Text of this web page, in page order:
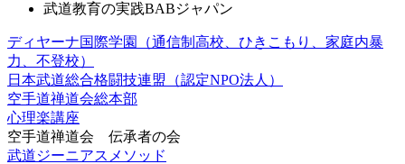
武道教育の実践BABジャパン
ディヤーナ国際学園（通信制高校、ひきこもり、家庭内暴
力、不登校）
日本武道総合格闘技連盟（認定NPO法人）
空手道禅道会総本部
心理楽講座
空手道禅道会 伝承者の会
武道ジーニアスメソッド